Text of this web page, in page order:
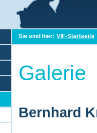
Sie sind hier: VIF-Startseite
Galerie
Bernhard